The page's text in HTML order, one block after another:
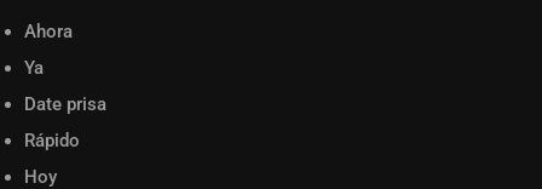
Ahora
Ya
Date prisa
Rápido
Hoy